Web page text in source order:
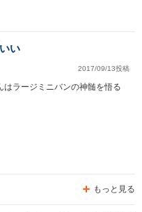
い
2017/09/13投稿
はラージミニバンの神髄を悟る
もっと見る